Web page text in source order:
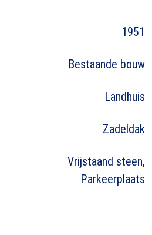
1951
Bestaande bouw
Landhuis
Zadeldak
Vrijstaand steen,
Parkeerplaats